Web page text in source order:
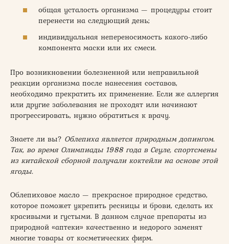
общая усталость организма — процедуры стоит
перенести на следующий день;
индивидуальная непереносимость какого-либо
компонента маски или их смеси.
Про возникновении болезненной или неправильной
реакции организма после нанесения составов,
необходимо прекратить их применение. Если же аллергия
или другие заболевания не проходят или начинают
прогрессировать, нужно обратиться к врачу.
Знаете ли вы? Облепиха является природным допингом.
Так, во время Олимпиады 1988 года в Сеуле, спортсмены
из китайской сборной получали коктейли на основе этой
ягоды.
Облепиховое масло — прекрасное природное средство,
которое поможет укрепить ресницы и брови, сделать их
красивыми и густыми. В данном случае препараты из
природной «аптеки» качественно и недорого заменят
многие товары от косметических фирм.